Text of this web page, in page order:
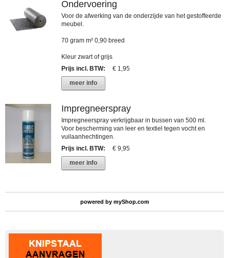
Ondervoering
Voor de afwerking van de onderzijde van het gestoffeerde
meubel.
70 gram m² 0,90 breed
Kleur zwart of grijs
Prijs incl. BTW:
€ 1,95
meer info
Impregneerspray
Impregneerspray verkrijgbaar in bussen van 500 ml.
Voor bescherming van leer en textiel tegen vocht en
vuilaanhechtingen.
Prijs incl. BTW:
€ 9,95
meer info
powered by myShop.com